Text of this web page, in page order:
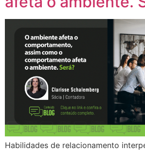
Habilidades de relacionamento